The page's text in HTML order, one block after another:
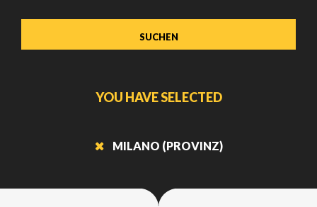
YOU HAVE SELECTED
MILANO (PROVINZ)